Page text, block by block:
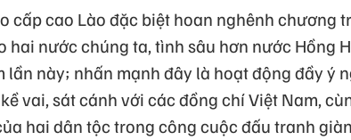
cấp cao Lào đặc biệt hoan nghênh chương
hai nước chúng ta, tình sâu hơn nước Hồng
lần này; nhấn mạnh đây là hoạt động đầy ý
vai, sát cánh với các đồng chí Việt Nam,
hai dân tộc trong công cuộc đấu tranh